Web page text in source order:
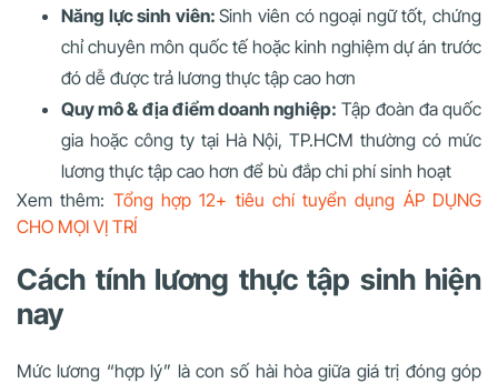
Năng lực sinh viên:Sinh viên có ngoại ngữ tốt, chứng
chỉ chuyên môn quốc tế hoặc kinh nghiệm dự án trước
đó dễ được trả lương thực tập cao hơn
Quy mô & địa điểm doanh nghiệp: Tập đoàn đa quốc
gia hoặc công ty tại Hà Nội, TP.HCM thường có mức
lương thực tập cao hơn để bù đắp chi phí sinh hoạt
Xem thêm: Tổng hợp 12+ tiêu chí tuyển dụng ÁP DỤNG
CHO MỌI VỊ TRÍ
Cách tính lương thực tập sinh hiện
nay
Mức lương “hợp lý” là con số hài hòa giữa giá trị đóng góp